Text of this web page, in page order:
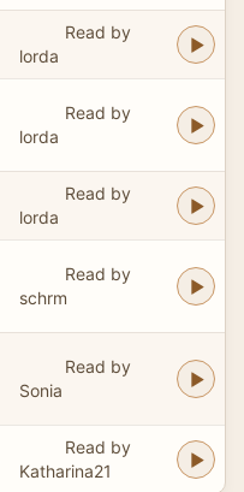
Read by
lorda
Read by
lorda
Read by
lorda
Read by
schrm
Read by
Sonia
Read by
Katharina21